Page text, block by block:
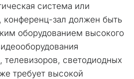
система или
конференц-зал должен быть
оборудованием высокого
телевизоров, светодиодных
требует высокой